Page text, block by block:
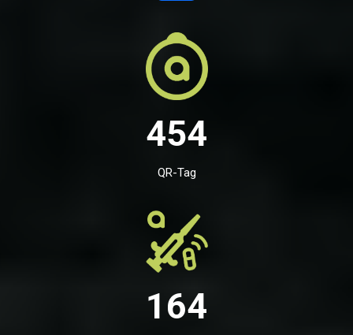
454
QR-Tag
164